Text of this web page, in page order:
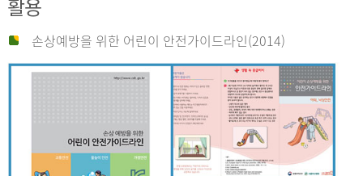
활용
손상예방을 위한 어린이 안전가이드라인(2014)